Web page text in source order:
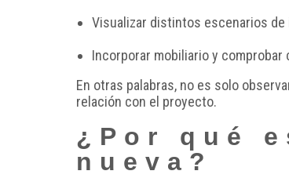
Visualizar distintos escenarios
Incorporar mobiliario y comprobar
En otras palabras, no es solo
relación con el proyecto.
¿Por qué
nueva?